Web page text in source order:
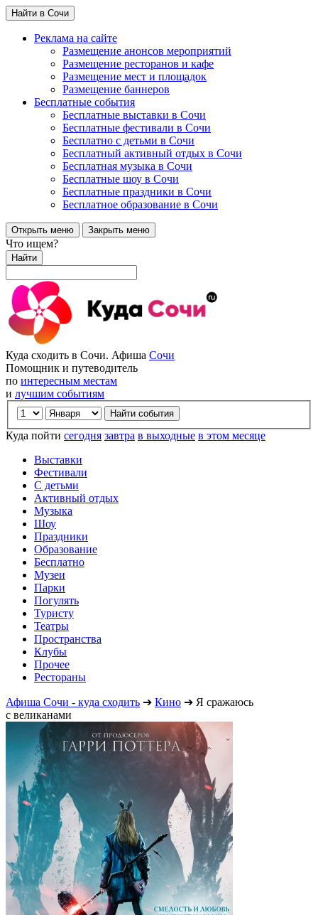
Найти в Сочи
Реклама на сайте
Размещение анонсов мероприятий
Размещение ресторанов и кафе
Размещение мест и площадок
Размещение баннеров
Бесплатные события
Бесплатные выставки в Сочи
Бесплатные фестивали в Сочи
Бесплатно с детьми в Сочи
Бесплатный активный отдых в Сочи
Бесплатная музыка в Сочи
Бесплатные шоу в Сочи
Бесплатные праздники в Сочи
Бесплатное образование в Сочи
Открыть меню Закрыть меню
Что ищем?
Найти
Куда сходить в Сочи. Афиша Сочи
Помощник и путеводитель
по интересным местам
и лучшим событиям
Куда пойти сегодня завтра в выходные в этом месяце
Выставки
Фестивали
С детьми
Активный отдых
Музыка
Шоу
Праздники
Образование
Бесплатно
Музеи
Парки
Погулять
Туристу
Театры
Пространства
Клубы
Прочее
Рестораны
Афиша Сочи - куда сходить ➔ Кино ➔ Я сражаюсь
с великанами